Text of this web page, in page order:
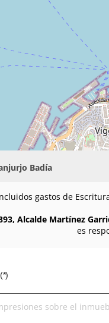
Badía
gastos de
Alcalde Martínez
es